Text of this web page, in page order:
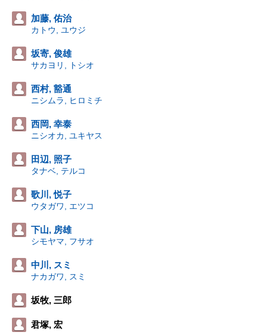
加藤, 佑治
カトウ, ユウジ
坂寄, 俊雄
サカヨリ, トシオ
西村, 豁通
ニシムラ, ヒロミチ
西岡, 幸泰
ニシオカ, ユキヤス
田辺, 照子
タナベ, テルコ
歌川, 悦子
ウタガワ, エツコ
下山, 房雄
シモヤマ, フサオ
中川, スミ
ナカガワ, スミ
坂牧, 三郎
君塚, 宏